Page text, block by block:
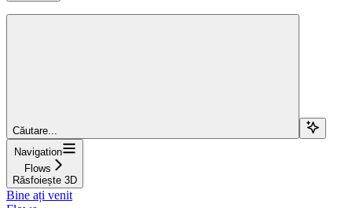
Căutare...
Navigation
Flows
Răsfoiește 3D
Bine ați venit